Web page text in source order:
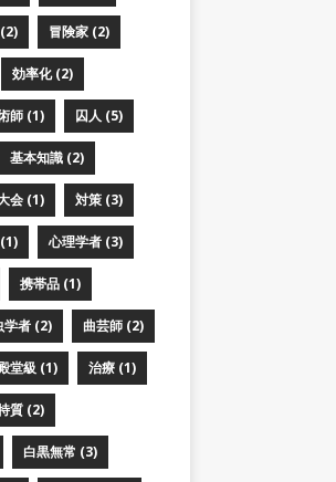
冒険家 (2)
効率化 (2)
師 (1) 囚人 (5)
基本知識 (2)
会 (1) 対策 (3)
心理学者 (3)
携帯品 (1)
学者 (2) 曲芸師 (2)
堂級 (1) 治療 (1)
質 (2)
白黒無常 (3)